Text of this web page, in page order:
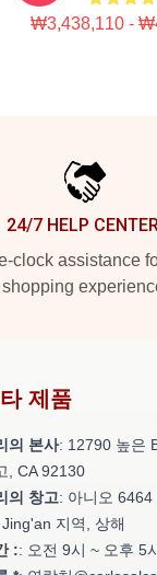
₩3,438,110 -
24/7 HELP
clock assistance
shopping
제품
의 본사: 12790 높은
, CA 92130
의 창고: 아니오 6464
지역, 상해
:: 오전 9시 ~ 오후 5